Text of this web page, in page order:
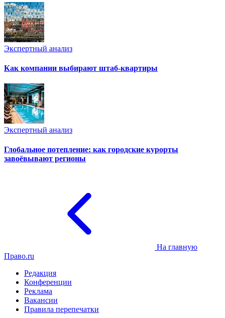
Экспертный анализ
Как компании выбирают штаб-квартиры
Экспертный анализ
Глобальное потепление: как городские курорты
завоёвывают регионы
На главную
Право.ru
Редакция
Конференции
Реклама
Вакансии
Правила перепечатки